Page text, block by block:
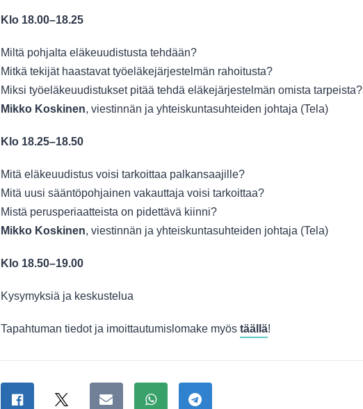
Klo 18.00–18.25
Miltä pohjalta eläkeuudistusta tehdään?
Mitkä tekijät haastavat työeläkejärjestelmän rahoitusta?
Miksi työeläkeuudistukset pitää tehdä eläkejärjestelmän omista tarpeista?
Mikko Koskinen, viestinnän ja yhteiskuntasuhteiden johtaja (Tela)
Klo 18.25–18.50
Mitä eläkeuudistus voisi tarkoittaa palkansaajille?
Mitä uusi sääntöpohjainen vakauttaja voisi tarkoittaa?
Mistä perusperiaatteista on pidettävä kiinni?
Mikko Koskinen, viestinnän ja yhteiskuntasuhteiden johtaja (Tela)
Klo 18.50–19.00
Kysymyksiä ja keskustelua
Tapahtuman tiedot ja imoittautumislomake myös täällä!
Jaa sivu
Jaa Facebookissa
Jaa TwitterissäJaa sähköpostitse
Jaa WhatsAppissa
Jaa Telegramissa